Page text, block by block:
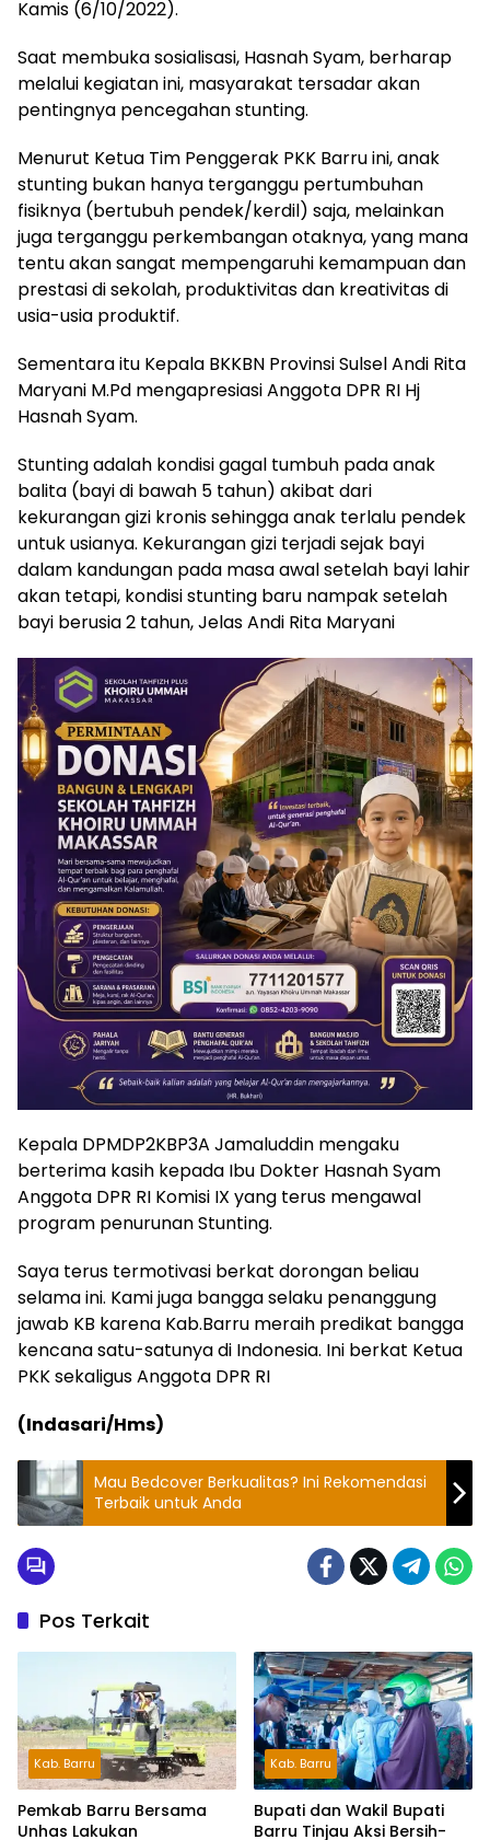
Kamis (6/10/2022).
Saat membuka sosialisasi, Hasnah Syam, berharap
melalui kegiatan ini, masyarakat tersadar akan
pentingnya pencegahan stunting.
Menurut Ketua Tim Penggerak PKK Barru ini, anak
stunting bukan hanya terganggu pertumbuhan
fisiknya (bertubuh pendek/kerdil) saja, melainkan
juga terganggu perkembangan otaknya, yang mana
tentu akan sangat mempengaruhi kemampuan dan
prestasi di sekolah, produktivitas dan kreativitas di
usia-usia produktif.
Sementara itu Kepala BKKBN Provinsi Sulsel Andi Rita
Maryani M.Pd mengapresiasi Anggota DPR RI Hj
Hasnah Syam.
Stunting adalah kondisi gagal tumbuh pada anak
balita (bayi di bawah 5 tahun) akibat dari
kekurangan gizi kronis sehingga anak terlalu pendek
untuk usianya. Kekurangan gizi terjadi sejak bayi
dalam kandungan pada masa awal setelah bayi lahir
akan tetapi, kondisi stunting baru nampak setelah
bayi berusia 2 tahun, Jelas Andi Rita Maryani
Kepala DPMDP2KBP3A Jamaluddin mengaku
berterima kasih kepada Ibu Dokter Hasnah Syam
Anggota DPR RI Komisi IX yang terus mengawal
program penurunan Stunting.
Saya terus termotivasi berkat dorongan beliau
selama ini. Kami juga bangga selaku penanggung
jawab KB karena Kab.Barru meraih predikat bangga
kencana satu-satunya di Indonesia. Ini berkat Ketua
PKK sekaligus Anggota DPR RI
(Indasari/Hms)
Mau Bedcover Berkualitas? Ini Rekomendasi
Terbaik untuk Anda
Pos Terkait
Kab. Barru
Pemkab Barru Bersama
Unhas Lakukan
Kab. Barru
Bupati dan Wakil Bupati
Barru Tinjau Aksi Bersih-